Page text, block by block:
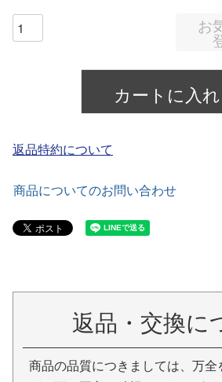
お
カートに入
返品特約について
商品についてのお問い合わせ
返品・交換に
商品の品質につきましては、万